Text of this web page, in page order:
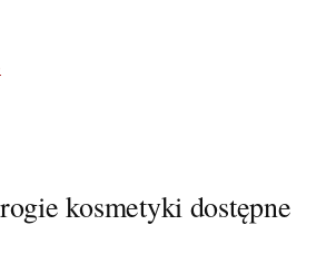
kosmetyki dostępne